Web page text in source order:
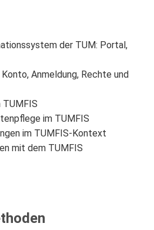
der TUM: Portal,
Anmeldung, Rechte und
im TUMFIS
im TUMFIS-Kontext
mit dem TUMFIS